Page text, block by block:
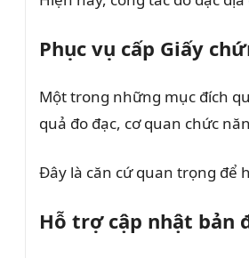
Phục vụ cấp Giấy
Một trong những mục đích
quả đo đạc, cơ quan chức
Đây là căn cứ quan trọng để
Hỗ trợ cập nhật bản